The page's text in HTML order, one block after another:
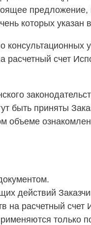
предложение,
которых указан
расчетный счет
быть приняты
объеме
действий
на расчетный счет
только